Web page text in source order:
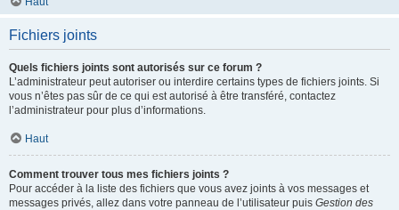
Fichiers joints
Quels fichiers joints sont autorisés sur ce forum ?
L’administrateur peut autoriser ou interdire certains types de fichiers joints. Si
vous n’êtes pas sûr de ce qui est autorisé à être transféré, contactez
l’administrateur pour plus d’informations.
Haut
Comment trouver tous mes fichiers joints ?
Pour accéder à la liste des fichiers que vous avez joints à vos messages et
messages privés, allez dans votre panneau de l’utilisateur puis Gestion des